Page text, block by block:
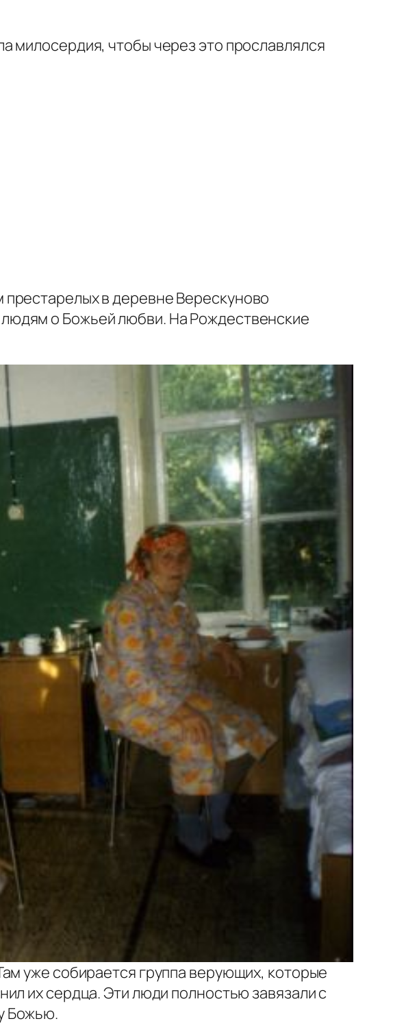
милосердия, чтобы через это прославлялся
в деревне Верескуново
о Божьей любви. На Рождественские
уже собирается группа верующих, которые
их сердца. Эти люди полностью завязали с
Божью.